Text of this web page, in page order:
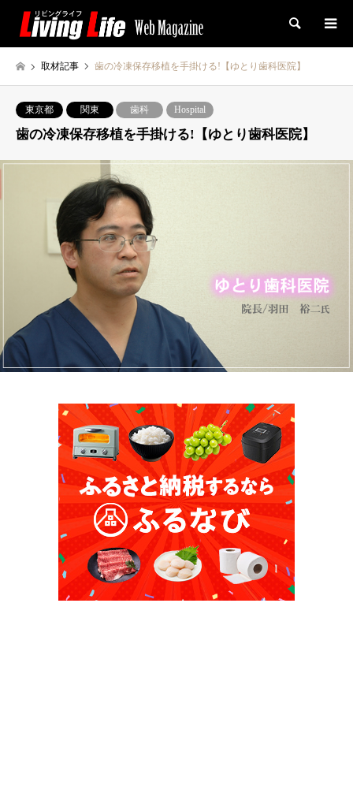
検索
取材記事 歯の冷凍保存移植を手掛ける!【ゆとり歯科医院】
東京都 関東 歯科 Hospital
歯の冷凍保存移植を手掛ける!【ゆとり歯科医院】